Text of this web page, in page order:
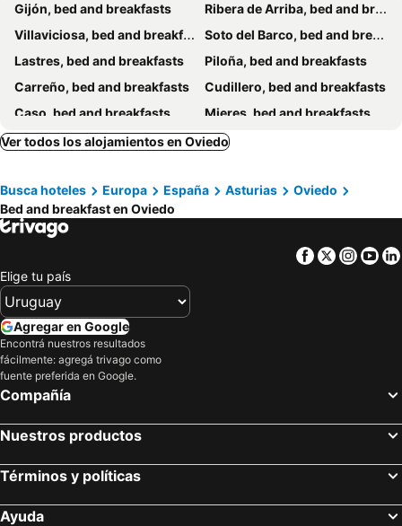
Gijón, bed and breakfasts
Ribera de Arriba, bed and breakfasts
Villaviciosa, bed and breakfasts
Soto del Barco, bed and breakfasts
Lastres, bed and breakfasts
Piloña, bed and breakfasts
Carreño, bed and breakfasts
Cudillero, bed and breakfasts
Caso, bed and breakfasts
Mieres, bed and breakfasts
Ver todos los alojamientos en Oviedo
Busca hoteles Europa España Asturias
Oviedo
Bed and breakfast en Oviedo
Facebook
Twitter
Elige tu país
Agregar en Google
Encontrá nuestros resultados
fácilmente: agregá trivago como
fuente preferida en Google.
Compañía
Nuestros productos
Términos y políticas
Ayuda